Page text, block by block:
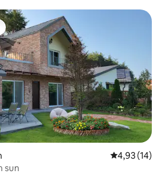
Средна
4,93 (14)
sun sun